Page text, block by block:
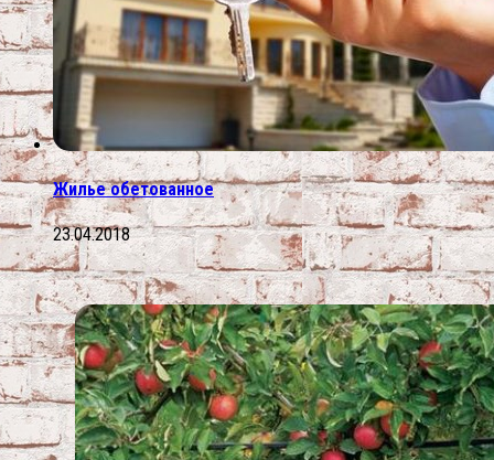
Жилье обетованное
23.04.2018